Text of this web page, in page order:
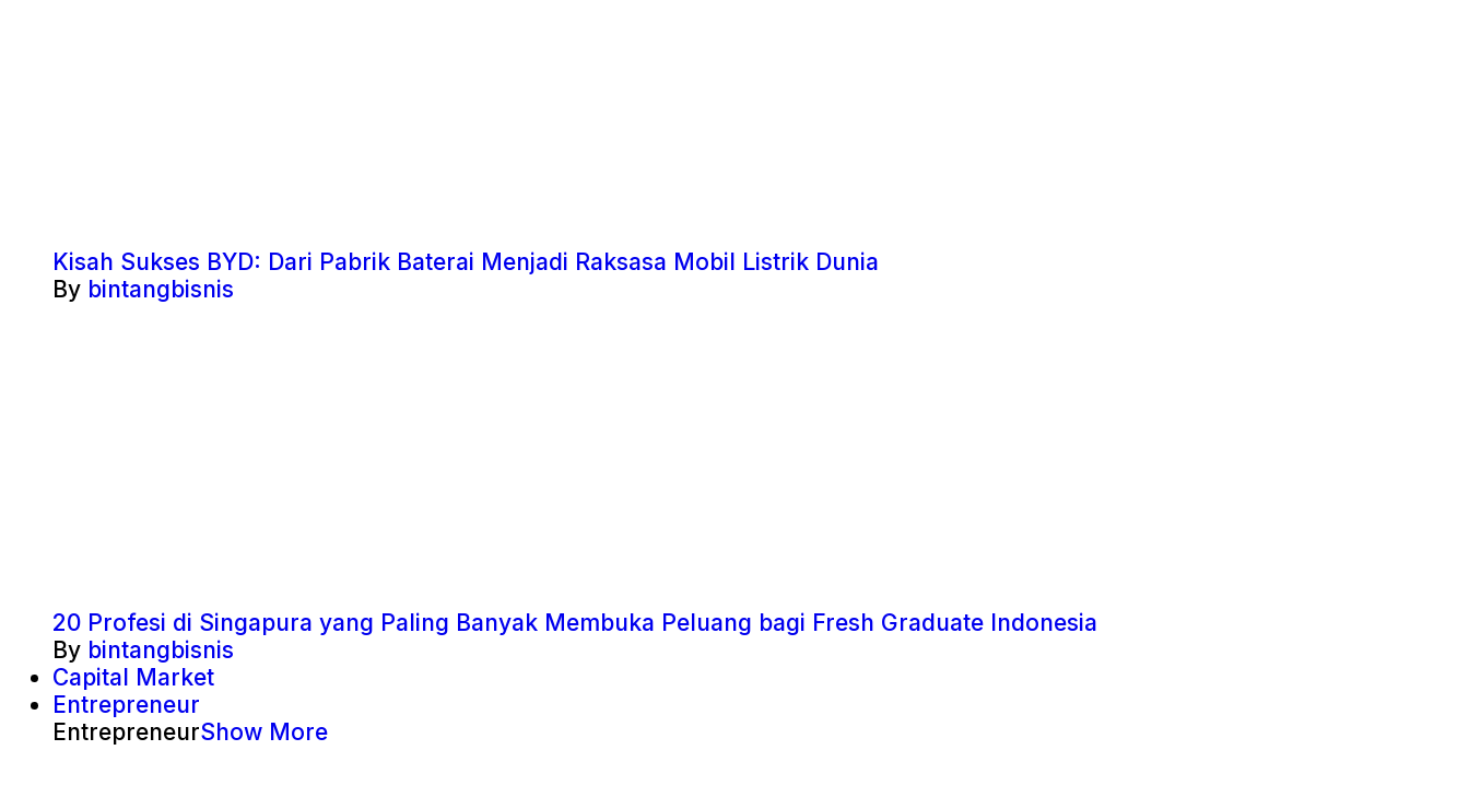
Kisah Sukses BYD: Dari Pabrik Baterai Menjadi Raksasa Mobil Listrik Dunia
By bintangbisnis
20 Profesi di Singapura yang Paling Banyak Membuka Peluang bagi Fresh Graduate Indonesia
By bintangbisnis
Capital Market
Entrepreneur
EntrepreneurShow More